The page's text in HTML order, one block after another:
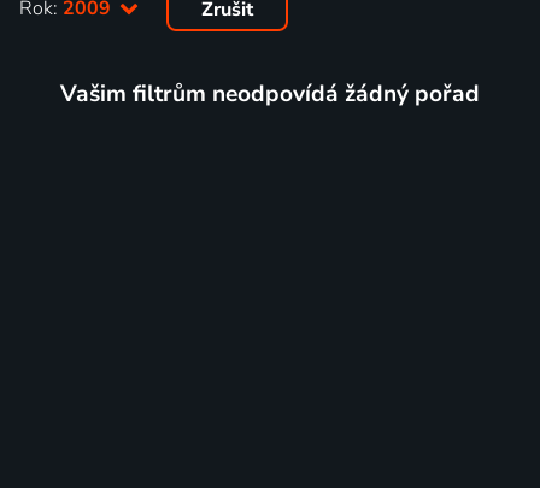
Rok: 2009 Zrušit
Vašim filtrům neodpovídá žádný pořad